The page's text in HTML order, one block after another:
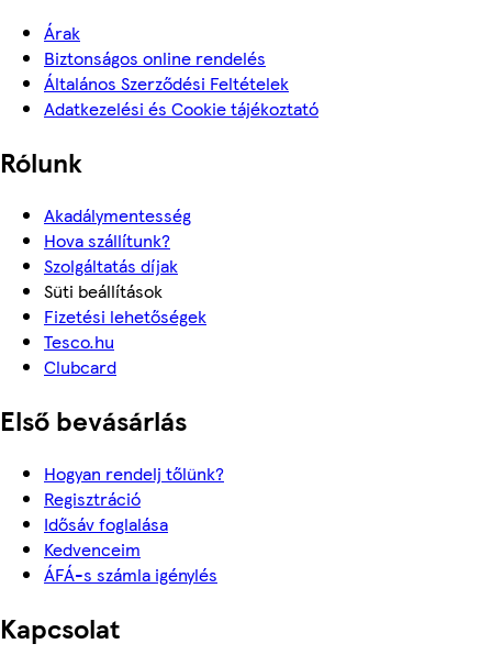
Árak
Biztonságos online rendelés
Általános Szerződési Feltételek
Adatkezelési és Cookie tájékoztató
Rólunk
Akadálymentesség
Hova szállítunk?
Szolgáltatás díjak
Süti beállítások
Fizetési lehetőségek
Tesco.hu
Clubcard
Első bevásárlás
Hogyan rendelj tőlünk?
Regisztráció
Idősáv foglalása
Kedvenceim
ÁFÁ-s számla igénylés
Kapcsolat